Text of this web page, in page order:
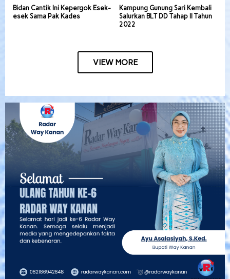
Bidan Cantik Ini Kepergok Esek-
esek Sama Pak Kades
Kampung Gunung Sari Kembali
Salurkan BLT DD Tahap II Tahun
2022
VIEW MORE